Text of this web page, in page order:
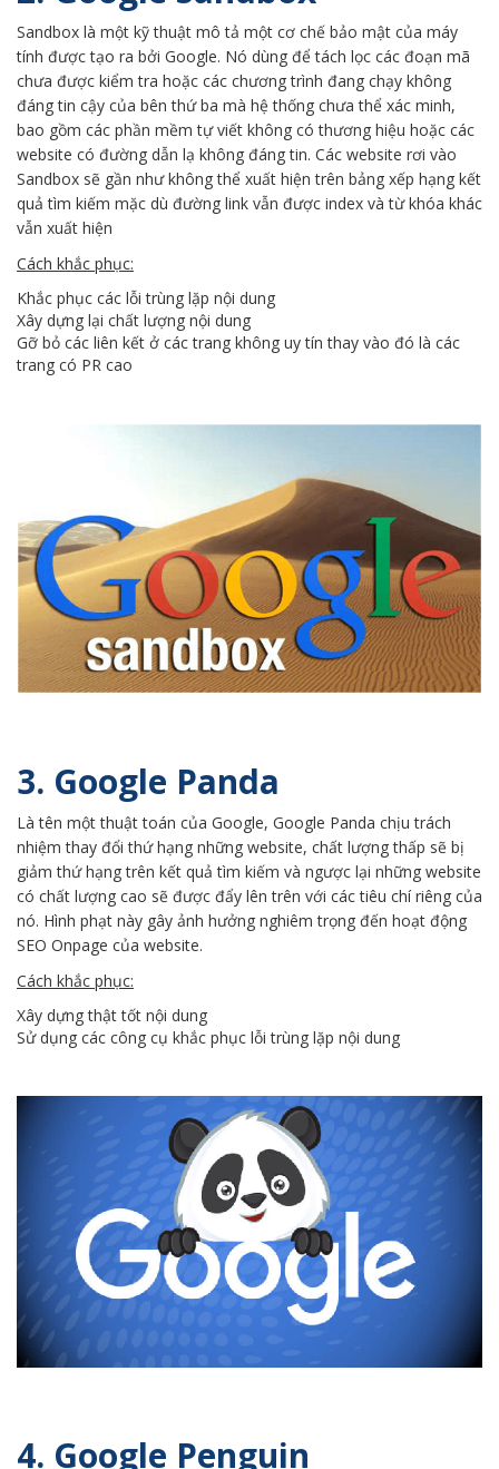
Sandbox là một kỹ thuật mô tả một cơ chế bảo mật của máy
tính được tạo ra bởi Google. Nó dùng để tách lọc các đoạn mã
chưa được kiểm tra hoặc các chương trình đang chạy không
đáng tin cậy của bên thứ ba mà hệ thống chưa thể xác minh,
bao gồm các phần mềm tự viết không có thương hiệu hoặc các
website có đường dẫn lạ không đáng tin. Các website rơi vào
Sandbox sẽ gần như không thể xuất hiện trên bảng xếp hạng kết
quả tìm kiếm mặc dù đường link vẫn được index và từ khóa khác
vẫn xuất hiện
Cách khắc phục:
Khắc phục các lỗi trùng lặp nội dung
Xây dựng lại chất lượng nội dung
Gỡ bỏ các liên kết ở các trang không uy tín thay vào đó là các
trang có PR cao
3. Google Panda
Là tên một thuật toán của Google, Google Panda chịu trách
nhiệm thay đổi thứ hạng những website, chất lượng thấp sẽ bị
giảm thứ hạng trên kết quả tìm kiếm và ngược lại những website
có chất lượng cao sẽ được đẩy lên trên với các tiêu chí riêng của
nó. Hình phạt này gây ảnh hưởng nghiêm trọng đến hoạt động
SEO Onpage của website.
Cách khắc phục:
Xây dựng thật tốt nội dung
Sử dụng các công cụ khắc phục lỗi trùng lặp nội dung
4. Google Penguin